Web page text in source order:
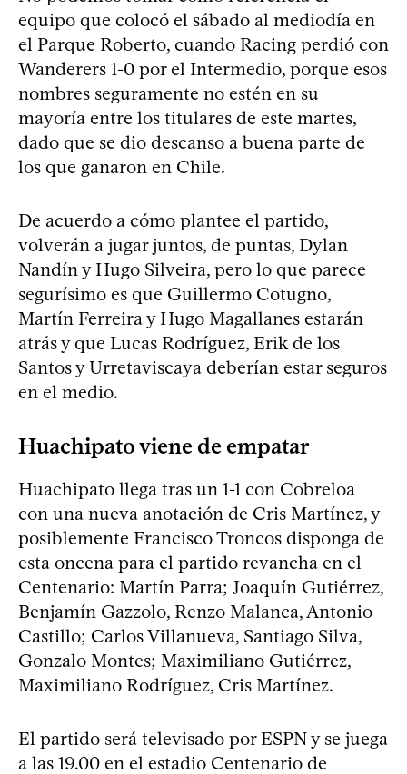
equipo que colocó el sábado al mediodía en
el Parque Roberto, cuando Racing perdió con
Wanderers 1-0 por el Intermedio, porque esos
nombres seguramente no estén en su
mayoría entre los titulares de este martes,
dado que se dio descanso a buena parte de
los que ganaron en Chile.
De acuerdo a cómo plantee el partido,
volverán a jugar juntos, de puntas, Dylan
Nandín y Hugo Silveira, pero lo que parece
segurísimo es que Guillermo Cotugno,
Martín Ferreira y Hugo Magallanes estarán
atrás y que Lucas Rodríguez, Erik de los
Santos y Urretaviscaya deberían estar seguros
en el medio.
Huachipato viene de empatar
Huachipato llega tras un 1-1 con Cobreloa
con una nueva anotación de Cris Martínez, y
posiblemente Francisco Troncos disponga de
esta oncena para el partido revancha en el
Centenario: Martín Parra; Joaquín Gutiérrez,
Benjamín Gazzolo, Renzo Malanca, Antonio
Castillo; Carlos Villanueva, Santiago Silva,
Gonzalo Montes; Maximiliano Gutiérrez,
Maximiliano Rodríguez, Cris Martínez.
El partido será televisado por ESPN y se juega
a las 19.00 en el estadio Centenario de